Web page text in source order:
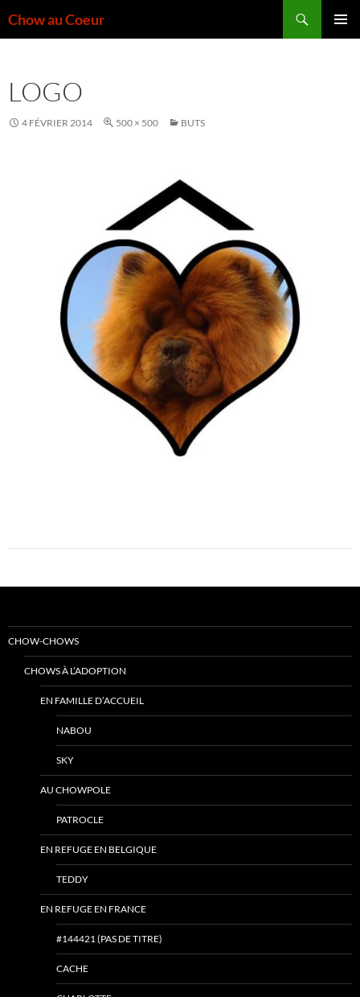
auChow au Coeur
LOGO
4 FÉVRIER 2014 500 × 500 BUTS
CHOW-CHOWS
CHOWS À L’ADOPTION
EN FAMILLE D’ACCUEIL
NABOU
SKY
AU CHOWPOLE
PATROCLE
EN REFUGE EN BELGIQUE
TEDDY
EN REFUGE EN FRANCE
#144421 (PAS DE TITRE)
CACHE